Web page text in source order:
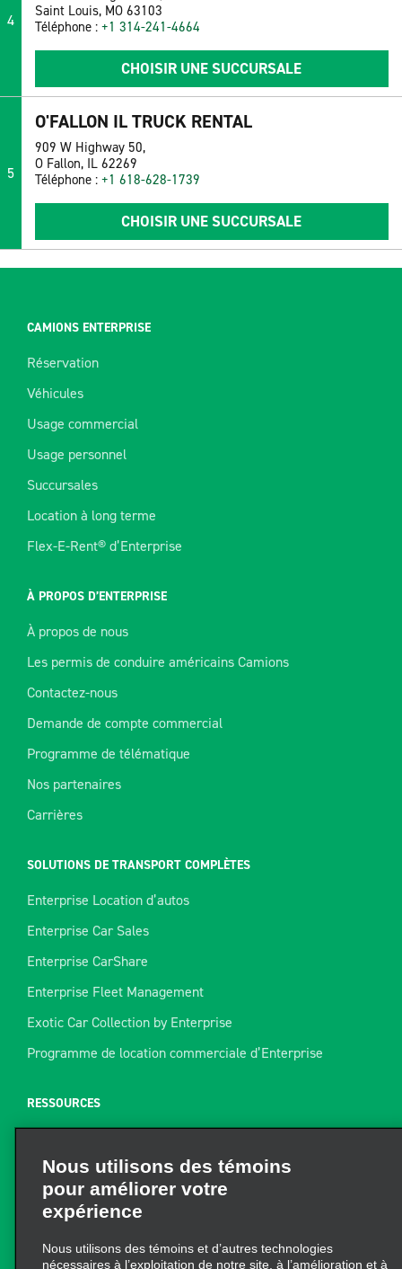
4
Saint Louis, MO 63103
Téléphone : +1 314-241-4664
CHOISIR UNE SUCCURSALE
5
O'FALLON IL TRUCK RENTAL
909 W Highway 50,
O Fallon, IL 62269
Téléphone : +1 618-628-1739
CHOISIR UNE SUCCURSALE
CAMIONS ENTERPRISE
Réservation
Véhicules
Usage commercial
Usage personnel
Succursales
Location à long terme
Flex-E-Rent® d’Enterprise
À PROPOS D’ENTERPRISE
À propos de nous
Les permis de conduire américains Camions
Contactez-nous
Demande de compte commercial
Programme de télématique
Nos partenaires
Carrières
SOLUTIONS DE TRANSPORT COMPLÈTES
Enterprise Location d’autos
Enterprise Car Sales
Enterprise CarShare
Enterprise Fleet Management
Exotic Car Collection by Enterprise
Programme de location commerciale d’Enterprise
RESSOURCES
Plan du site
Guide de remorquage
Trouver un reçu
Nous utilisons des témoins
pour améliorer votre
expérience
Nous utilisons des témoins et d’autres technologies
nécessaires à l’exploitation de notre site, à l’amélioration et à